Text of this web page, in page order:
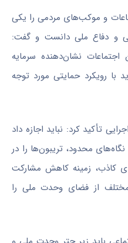
و موکب‌های مردمی را یکی
و دفاع ملی دانست و گفت:
نشان‌دهنده سرمایه
با رویکرد حمایتی مورد توجه
تأکید کرد: نباید اجازه داد
نگاه‌های محدود، تریبون‌ها را در
کاذب، زمینه کاهش مشارکت
از فضای وحدت ملی را